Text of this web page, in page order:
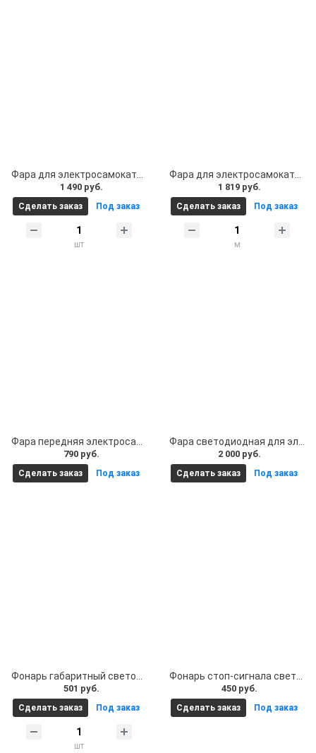
1 490 руб.
Сделать заказ Под заказ
шт
1 819 руб.
Сделать заказ Под заказ
м
Фара передняя электросамокат Xiaomi Mijia M365/М365 Pro
790 руб.
Сделать заказ Под заказ
Фара светодиодная для электросамоката
2 000 руб.
Сделать заказ Под заказ
501 руб.
Сделать заказ Под заказ
шт
450 руб.
Сделать заказ Под заказ